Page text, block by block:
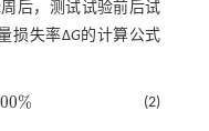
后，测试试验前后试
损失率ΔG的计算公式
% (2)